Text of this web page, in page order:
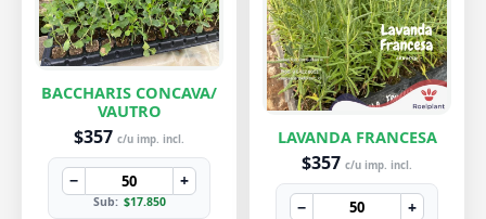
BACCHARIS CONCAVA/
VAUTRO
$357 c/u imp. incl.
− +
Sub: $17.850
LAVANDA FRANCESA
$357 c/u imp. incl.
− +